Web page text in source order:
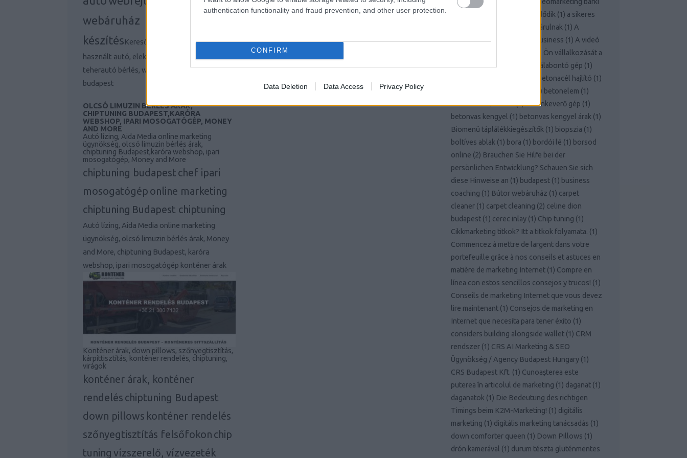
authentication functionality and fraud prevention, and other user protection.
CONFIRM
Data Deletion Data Access Privacy Policy
webáruház
készítésKeresőmarketing ügynökség,
használt autó, elektromos autó, Iphone 11,
teherautó bérlés, webfejlesztés, agency
budapest
OLCSÓ LIMUZIN BÉRLÉS ÁRAK,
CHIPTUNING BUDAPEST,KARÓRA
WEBSHOP, IPARI MOSOGATÓGÉP, MONEY
AND MORE
Autó lízing, Aida Media online marketing
ügynökség, olcsó limuzin bérlés árak,
chiptuning Budapest,karóra webshop, ipari
mosogatógép, Money and More
chiptuning budapest chef ipari
mosogatógép online marketing
chiptuning Budapest chiptuning
Autó lízing, Aida Media online marketing
ügynökség, olcsó limuzin bérlés árak, Money
and More, chiptuning Budapest, karóra
webshop, ipari mosogatógép konténer árak
Konténer árak, down pillows, szőnyegtisztítás,
kárpittisztítás, konténer rendelés, chiptuning,
virágok
konténer árak, konténer
rendelés chiptuning Budapest
down pillows konténer rendelés
szőnyegtisztítás felsőfokon chip
tuning vízszerelő, vízvezeték
és mindenki számára itt kezdődik (1) a sikeres
önfejlesztés titkai most feltárulnak (1) A
videomarketing nagyon jó business (1) A videó
marketing ereje vezetheti az Ön vállalkozását a
sikerhez!(1)bálabontó bálabontó gép (1)
betonacél hajlító (1)
) betonelem (1)
betonkeverő bérlés(1)betonkeverő gép (1)
betonvas kengyel (1) betonvas kengyel árak (1)
Biomenü táplálékkiegészítők (1) biopszia (1)
boltíves ablak (1) bora (1) bordói lé (1) borsod
online (2) Brauchen Sie Hilfe bei der
persönlichen Entwicklung? Schauen Sie sich
diese Hinweise an (1) budapest (1) business
coaching (1) Bútor webáruház (1) carpet
cleaner (1) carpet cleaning (2) celine dion
budapest (1) cerec inlay (1) Chip tuning (1)
Cikkmarketing titkok? Itt a titkok folyamata. (1)
Commencez à mettre de largent dans votre
portefeuille grâce à nos conseils et astuces en
matière de marketing Internet (1) Compre en
línea con estos sencillos consejos y trucos! (1)
Conseils de marketing Internet que vous devez
lire maintenant (1) Consejos de marketing en
Internet que necesita para tener éxito (1)
considers building alongside wallet (1) CRM
rendszer (1) CRS AI Marketing & SEO
Ügynökség / Agency Budapest Hungary (1)
CRS Budapest Kft. (1) Cunoașterea este
puterea în articolul de marketing (1) daganat (1)
daganatok (1) Die Bedeutung des richtigen
Timings beim K2M-Marketing! (1) digitális
marketing (1) digitális marketing tanácsadás (1)
down comforter queen (1) Down Pillows (1)
drón kamerával (1) durum tészta gluténmentes